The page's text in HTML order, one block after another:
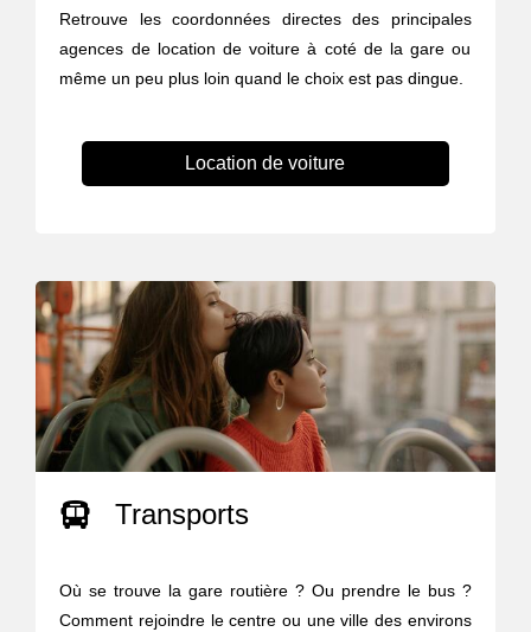
Retrouve les coordonnées directes des principales
agences de location de voiture à coté de la gare ou
même un peu plus loin quand le choix est pas dingue.
Location de voiture
Transports
Où se trouve la gare routière ? Ou prendre le bus ?
Comment rejoindre le centre ou une ville des environs